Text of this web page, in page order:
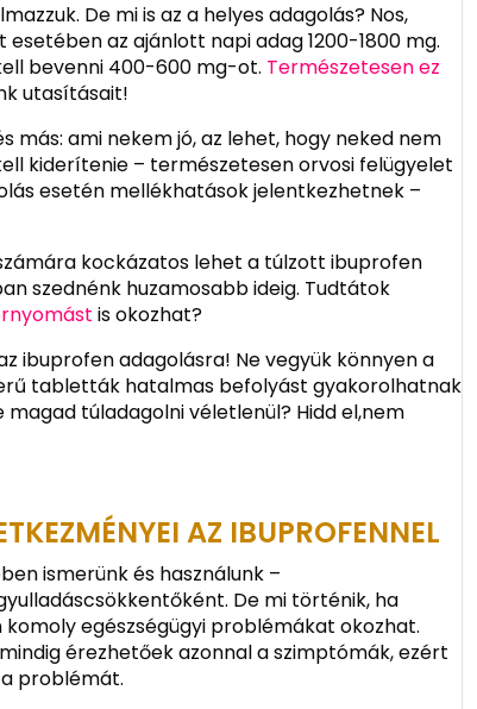
De mi is az a helyes adagolás? Nos,
az ajánlott napi adag 1200-1800 mg.
bevenni 400-600 mg-ot. Természetesen ez
utasításait!
más: ami nekem jó, az lehet, hogy neked nem
kiderítenie – természetesen orvosi felügyelet
esetén mellékhatások jelentkezhetnek –
kockázatos lehet a túlzott ibuprofen
szednénk huzamosabb ideig. Tudtátok
is okozhat?
ibuprofen adagolásra! Ne vegyük könnyen a
tabletták hatalmas befolyást gyakorolhatnak
túladagolni véletlenül? Hidd el,nem
AZ IBUPROFENNEL
ismerünk és használunk –
De mi történik, ha
egészségügyi problémákat okozhat.
érezhetőek azonnal a szimptómák, ezért
problémát.